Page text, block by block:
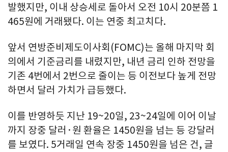
발했지만, 이내 상승세로 돌아서 오전 10시 20분쯤 1
465원에 거래됐다. 이는 연중 최고치다.
앞서 연방준비제도이사회(FOMC)는 올해 마지막 회
의에서 기준금리를 내렸지만, 내년 금리 인하 전망을
기존 4번에서 2번으로 줄이는 등 이전보다 높게 전망
하면서 달러 가치가 급등했다.
이를 반영하듯 지난 19~20일, 23~24일에 이어 이날
까지 장중 달러·원 환율은 1450원을 넘는 등 강달러
를 보였다. 5거래일 연속 장중 1450원을 넘은 건, 글